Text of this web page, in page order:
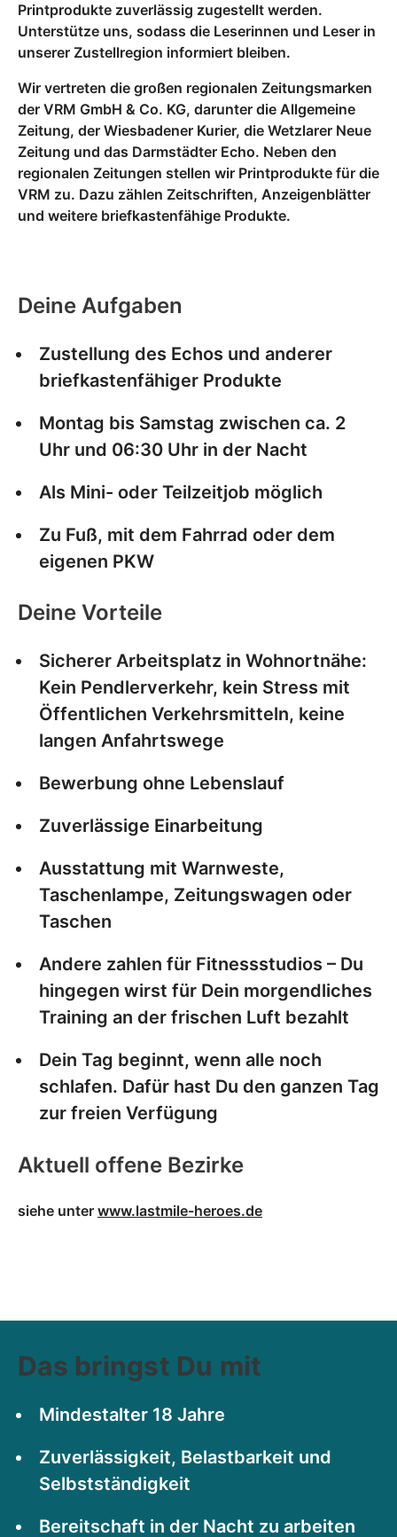
Printprodukte zuverlässig zugestellt werden.
Unterstütze uns, sodass die Leserinnen und Leser in
unserer Zustellregion informiert bleiben.
Wir vertreten die großen regionalen Zeitungsmarken
der VRM GmbH & Co. KG, darunter die Allgemeine
Zeitung, der Wiesbadener Kurier, die Wetzlarer Neue
Zeitung und das Darmstädter Echo. Neben den
regionalen Zeitungen stellen wir Printprodukte für die
VRM zu. Dazu zählen Zeitschriften, Anzeigenblätter
und weitere briefkastenfähige Produkte.
Deine Aufgaben
Zustellung des Echos und anderer
briefkastenfähiger Produkte
Montag bis Samstag zwischen ca. 2
Uhr und 06:30 Uhr in der Nacht
Als Mini- oder Teilzeitjob möglich
Zu Fuß, mit dem Fahrrad oder dem
eigenen PKW
Deine Vorteile
Sicherer Arbeitsplatz in Wohnortnähe:
Kein Pendlerverkehr, kein Stress mit
Öffentlichen Verkehrsmitteln, keine
langen Anfahrtswege
Bewerbung ohne Lebenslauf
Zuverlässige Einarbeitung
Ausstattung mit Warnweste,
Taschenlampe, Zeitungswagen oder
Taschen
Andere zahlen für Fitnessstudios – Du
hingegen wirst für Dein morgendliches
Training an der frischen Luft bezahlt
Dein Tag beginnt, wenn alle noch
schlafen. Dafür hast Du den ganzen Tag
zur freien Verfügung
Aktuell offene Bezirke
siehe unter www.lastmile-heroes.de
Das bringst Du mit
Mindestalter 18 Jahre
Zuverlässigkeit, Belastbarkeit und
Selbstständigkeit
Bereitschaft in der Nacht zu arbeiten